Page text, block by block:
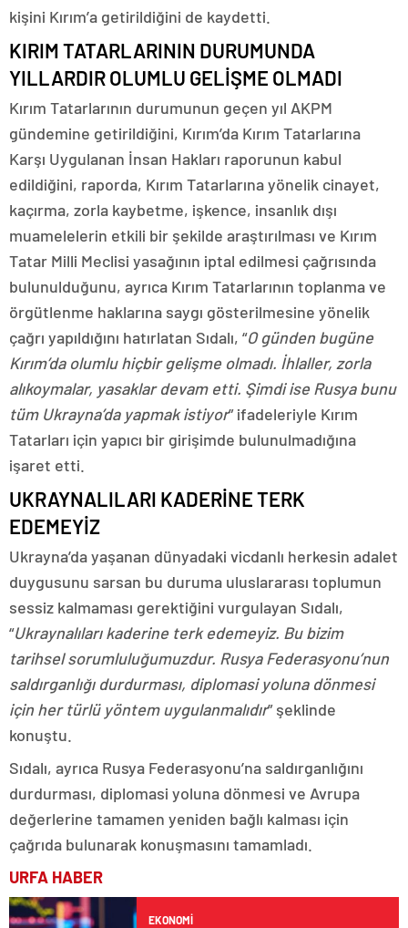
kişini Kırım’a getirildiğini de kaydetti.
KIRIM TATARLARININ DURUMUNDA
YILLARDIR OLUMLU GELİŞME OLMADI
Kırım Tatarlarının durumunun geçen yıl AKPM
gündemine getirildiğini, Kırım’da Kırım Tatarlarına
Karşı Uygulanan İnsan Hakları raporunun kabul
edildiğini, raporda, Kırım Tatarlarına yönelik cinayet,
kaçırma, zorla kaybetme, işkence, insanlık dışı
muamelelerin etkili bir şekilde araştırılması ve Kırım
Tatar Milli Meclisi yasağının iptal edilmesi çağrısında
bulunulduğunu, ayrıca Kırım Tatarlarının toplanma ve
örgütlenme haklarına saygı gösterilmesine yönelik
çağrı yapıldığını hatırlatan Sıdalı, “O günden bugüne
Kırım’da olumlu hiçbir gelişme olmadı. İhlaller, zorla
alıkoymalar, yasaklar devam etti. Şimdi ise Rusya bunu
tüm Ukrayna’da yapmak istiyor” ifadeleriyle Kırım
Tatarları için yapıcı bir girişimde bulunulmadığına
işaret etti.
UKRAYNALILARI KADERİNE TERK
EDEMEYİZ
Ukrayna’da yaşanan dünyadaki vicdanlı herkesin adalet
duygusunu sarsan bu duruma uluslararası toplumun
sessiz kalmaması gerektiğini vurgulayan Sıdalı,
“Ukraynalıları kaderine terk edemeyiz. Bu bizim
tarihsel sorumluluğumuzdur. Rusya Federasyonu’nun
saldırganlığı durdurması, diplomasi yoluna dönmesi
için her türlü yöntem uygulanmalıdır” şeklinde
konuştu.
Sıdalı, ayrıca Rusya Federasyonu’na saldırganlığını
durdurması, diplomasi yoluna dönmesi ve Avrupa
değerlerine tamamen yeniden bağlı kalması için
çağrıda bulunarak konuşmasını tamamladı.
URFA HABER
EKONOMI